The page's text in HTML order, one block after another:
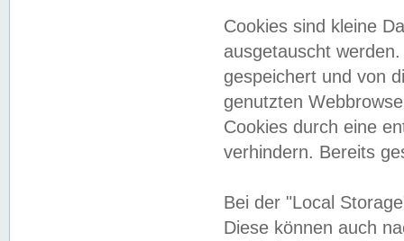
Cookies sind kleine
ausgetauscht
gespeichert und von
genutzten
Cookies durch eine
verhindern. Bereits
Bei der "Local
Diese können auch